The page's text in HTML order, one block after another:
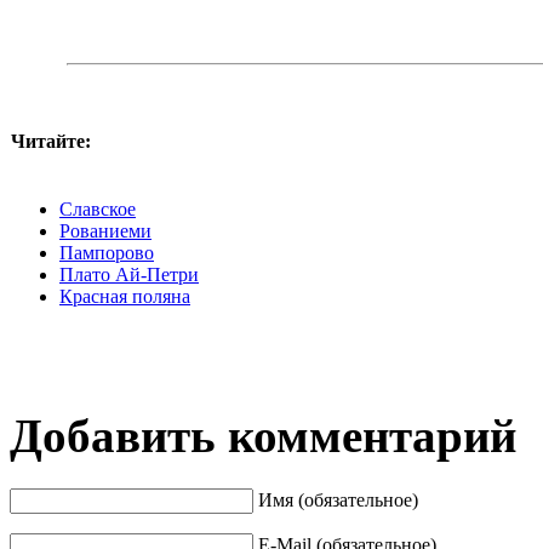
Читайте:
Славское
Рованиеми
Пампорово
Плато Ай-Петри
Красная поляна
Добавить комментарий
Имя (обязательное)